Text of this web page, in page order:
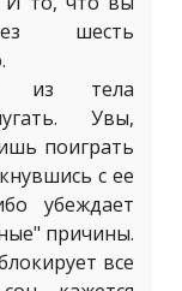
шесть
из тела
Увы,
поиграть
с ее
убеждает
причины.
все